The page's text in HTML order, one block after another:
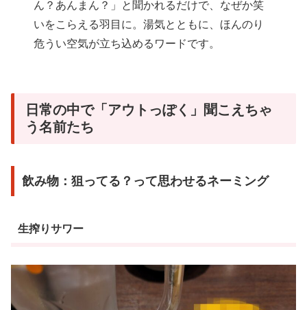
ん？あんまん？」と聞かれるだけで、なぜか笑
いをこらえる羽目に。湯気とともに、ほんのり
危うい空気が立ち込めるワードです。
日常の中で「アウトっぽく」聞こえちゃ
う名前たち
飲み物：狙ってる？って思わせるネーミング
生搾りサワー